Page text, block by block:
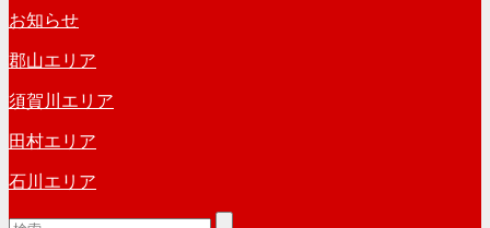
お知らせ
郡山エリア
須賀川エリア
田村エリア
石川エリア